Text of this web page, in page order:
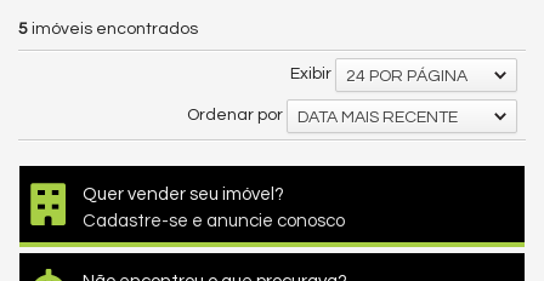
5 imóveis encontrados
Exibir 24 POR PÁGINA
Ordenar por DATA MAIS RECENTE
Quer vender seu imóvel?
Cadastre-se e anuncie conosco